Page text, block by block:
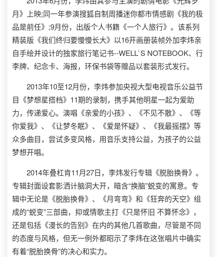
月》上映;同一年参演搜狐自制周播迷你都市情感剧《我的极
品是前任》;9月份，出版个人书籍《一个人旅行》。该系列
精装版《我们终归要慢慢长大》以16开画册装帧外加李炜亲
自手绘并设计的独家旅行笔记书--WELL`S NOTEBOOK、行
李牌、纪念卡、海报，环保书袋等赠品以套装形式发行。
2013年10至12月份，李炜参加央视大型电视音乐公益节
目《梦想星搭档》11期的录制，携手其他明星一起为爱助
力，传递爱心。演唱《亲爱的小孩》、《不见不散》、《等
你爱我》、《让梦冬眠》、《爱是怀疑》、《我最摇摆》等
众多曲目，尝试多变风格，用音乐支持公益，为孩子的公益
梦想开唱。
2014年叠杠肯11月27日，李炜发行专辑《脱胎换骨》。
专辑封面设套影洒计脑洞大开，暗含“换脑”蜕变的寓意。专
辑中无论是《脱胎换骨》、《月弯弯》和《狂奔的天空》组
成的“蜕变”三部曲，抑或情歌主打《只是怀旧 不算怀念》，
还是包括《漫长的告别》在内的其他几首歌曲，尽管是不同
的态度与风格，但无一例外都昭示了李炜在这张唱片中确实
有着“脱胎换骨”的决心和实力。